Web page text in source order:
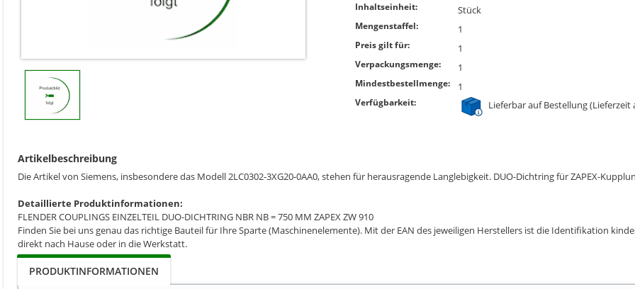
Inhaltseinheit: Stück
Mengenstaffel: 1
Preis gilt für: 1
Verpackungsmenge: 1
Mindestbestellmenge: 1
Verfügbarkeit: Lieferbar auf Bestellung (Lieferzeit
Artikelbeschreibung
Die Artikel von Siemens, insbesondere das Modell 2LC0302-3XG20-0AA0, stehen für herausragende Langlebigkeit. DUO-Dichtring für ZAPEX-
Detaillierte Produktinformationen:
FLENDER COUPLINGS EINZELTEIL DUO-DICHTRING NBR NB = 750 MM ZAPEX ZW 910
Finden Sie bei uns genau das richtige Bauteil für Ihre Sparte (Maschinenelemente). Mit der EAN des jeweiligen Herstellers ist die Identifikation
direkt nach Hause oder in die Werkstatt.
PRODUKTINFORMATIONEN